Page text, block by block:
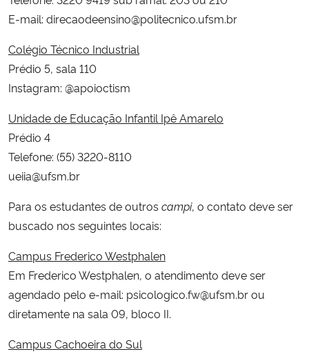
E-mail: direcaodeensino@politecnico.ufsm.br
Colégio Técnico Industrial
Prédio 5, sala 110
Instagram: @apoioctism
Unidade de Educação Infantil Ipê Amarelo
Prédio 4
Telefone: (55) 3220-8110
ueiia@ufsm.br
Para os estudantes de outros campi, o contato deve ser
buscado nos seguintes locais:
Campus Frederico Westphalen
Em Frederico Westphalen, o atendimento deve ser
agendado pelo e-mail: psicologico.fw@ufsm.br ou
diretamente na sala 09, bloco II.
Campus Cachoeira do Sul